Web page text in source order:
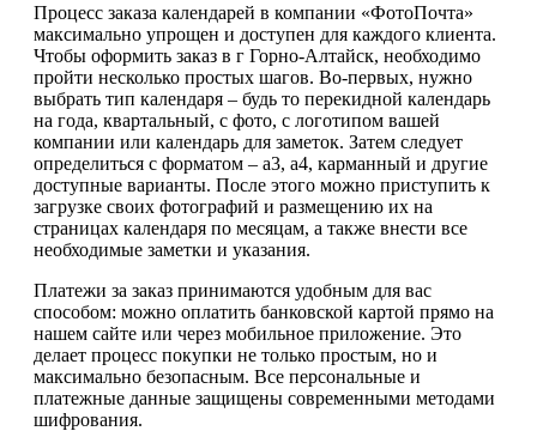
Процесс заказа календарей в компании «ФотоПочта»
максимально упрощен и доступен для каждого клиента.
Чтобы оформить заказ в г Горно-Алтайск, необходимо
пройти несколько простых шагов. Во-первых, нужно
выбрать тип календаря – будь то перекидной календарь
на года, квартальный, с фото, с логотипом вашей
компании или календарь для заметок. Затем следует
определиться с форматом – а3, а4, карманный и другие
доступные варианты. После этого можно приступить к
загрузке своих фотографий и размещению их на
страницах календаря по месяцам, а также внести все
необходимые заметки и указания.
Платежи за заказ принимаются удобным для вас
способом: можно оплатить банковской картой прямо на
нашем сайте или через мобильное приложение. Это
делает процесс покупки не только простым, но и
максимально безопасным. Все персональные и
платежные данные защищены современными методами
шифрования.